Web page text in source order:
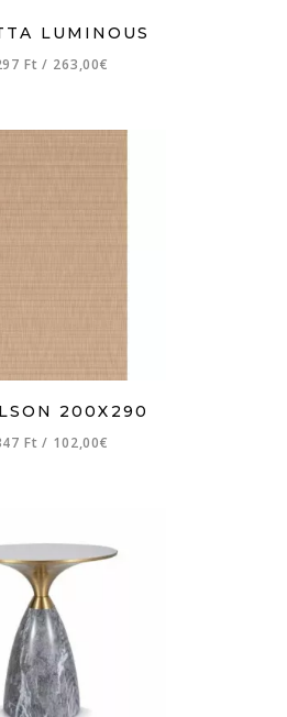
LUMINOUS
Ft/ 263,00€
200X290
Ft/ 102,00€